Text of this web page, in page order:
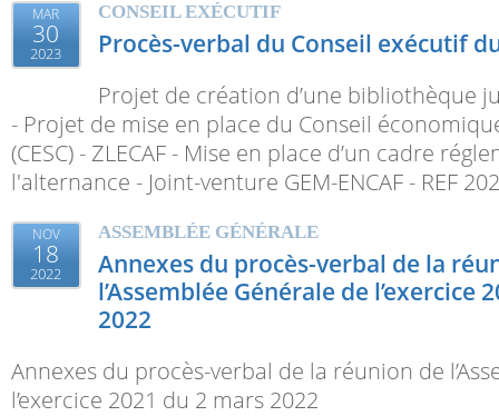
MAR
30
2023
CONSEIL EXÉCUTIF
Procès-verbal du Conseil exécutif
Projet de création d’une bibliothèque
- Projet de mise en place du Conseil
(CESC) - ZLECAF - Mise en place d’un cadre
l'alternance - Joint-venture GEM-ENCAF - REF
NOV
18
2022
ASSEMBLÉE GÉNÉRALE
Annexes du procès-verbal de la
l’Assemblée Générale de l’exercice
2022
Annexes du procès-verbal de la réunion de
l’exercice 2021 du 2 mars 2022